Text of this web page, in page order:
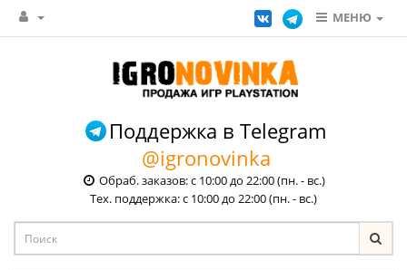
МЕНЮ
Поддержка в Telegram
@igronovinka
Обраб. заказов: с 10:00 до 22:00 (пн. - вс.)
Тех. поддержка: с 10:00 до 22:00 (пн. - вс.)